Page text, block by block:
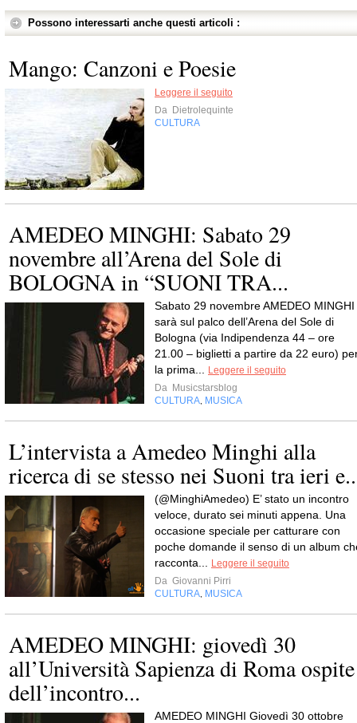
Possono interessarti anche questi articoli :
Mango: Canzoni e Poesie
Leggere il seguito
Da Dietrolequinte
CULTURA
AMEDEO MINGHI: Sabato 29
novembre all’Arena del Sole di
BOLOGNA in “SUONI TRA...
Sabato 29 novembre AMEDEO MINGHI
sarà sul palco dell’Arena del Sole di
Bologna (via Indipendenza 44 – ore
21.00 – biglietti a partire da 22 euro)
la prima...
Leggere il seguito
Da Musicstarsblog
CULTURA MUSICA
L’intervista a Amedeo Minghi alla
ricerca di se stesso nei Suoni tra ieri
(@MinghiAmedeo) E’ stato un incontro
veloce, durato sei minuti appena. Una
occasione speciale per catturare con
poche domande il senso di un album
racconta...
Leggere il seguito
Da Giovanni Pirri
CULTURA MUSICA
AMEDEO MINGHI: giovedì 30
all’Università Sapienza di Roma ospite
dell’incontro...
AMEDEO MINGHI Giovedì 30 ottobre